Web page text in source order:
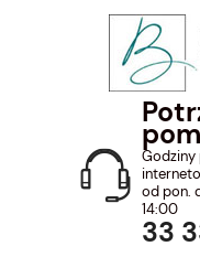
Godziny
od pon.
14:00
33